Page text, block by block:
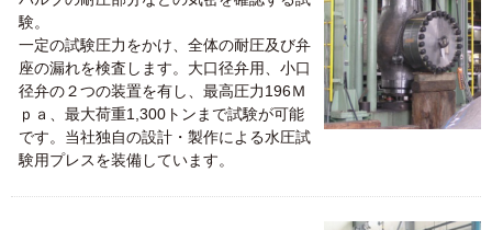
験。
一定の試験圧力をかけ、全体の耐圧及び弁
座の漏れを検査します。大口径弁用、小口
径弁の２つの装置を有し、最高圧力196Ｍ
ｐａ、最大荷重1,300トンまで試験が可能
です。当社独自の設計・製作による水圧試
験用プレスを装備しています。